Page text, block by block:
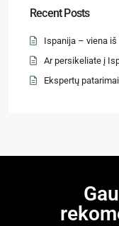
Recent Posts
Ispanija – viena iš
Ar persikeliate į
Ekspertų